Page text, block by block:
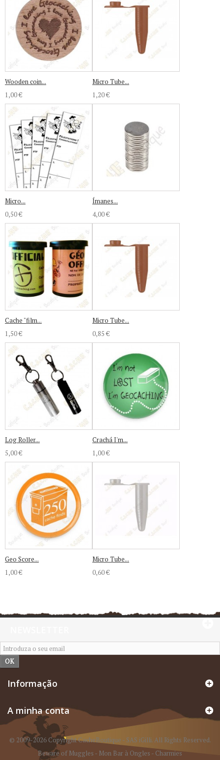
Wooden coin...
1,00 €
Micro Tube...
1,20 €
Micro...
0,50 €
Ímanes...
4,00 €
Cache "film...
1,50 €
Micro Tube...
0,85 €
Log Roller...
5,00 €
Crachá I'm...
1,00 €
Geo Score...
1,00 €
Micro Tube...
0,60 €
OK
Informação
A minha conta
© 2009-2026 Copyright CacheBoutique - SAS iGilli. All Rights Reserved.
Beware of Muggles - Mon Bar à Ongles - Charmies